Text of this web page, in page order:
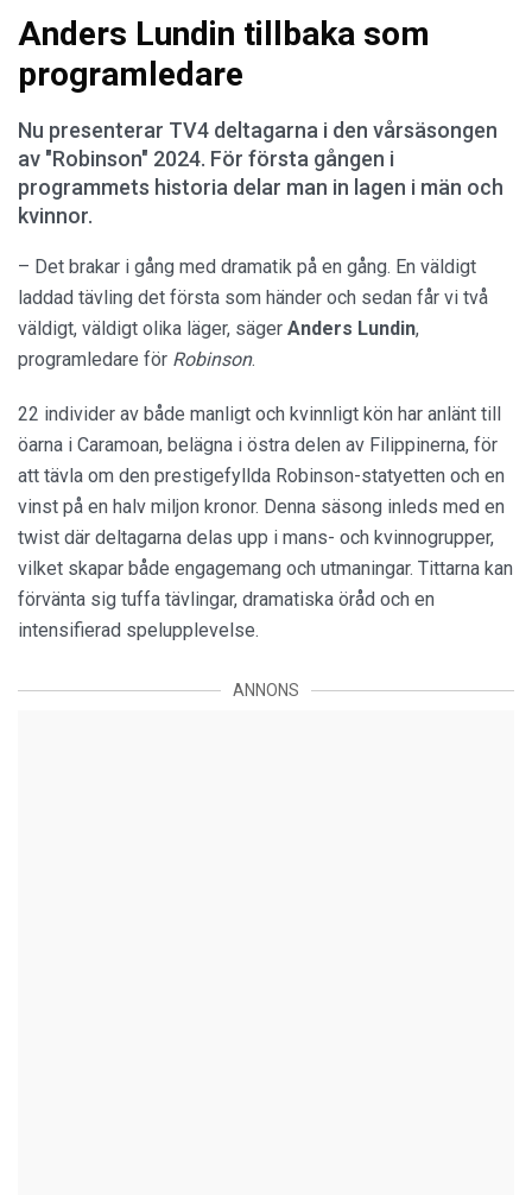
Anders Lundin tillbaka som
programledare
Nu presenterar TV4 deltagarna i den vårsäsongen
av "Robinson" 2024. För första gången i
programmets historia delar man in lagen i män och
kvinnor.
– Det brakar i gång med dramatik på en gång. En väldigt
laddad tävling det första som händer och sedan får vi två
väldigt, väldigt olika läger, säger Anders Lundin,
programledare för Robinson.
22 individer av både manligt och kvinnligt kön har anlänt till
öarna i Caramoan, belägna i östra delen av Filippinerna, för
att tävla om den prestigefyllda Robinson-statyetten och en
vinst på en halv miljon kronor. Denna säsong inleds med en
twist där deltagarna delas upp i mans- och kvinnogrupper,
vilket skapar både engagemang och utmaningar. Tittarna kan
förvänta sig tuffa tävlingar, dramatiska öråd och en
intensifierad spelupplevelse.
ANNONS